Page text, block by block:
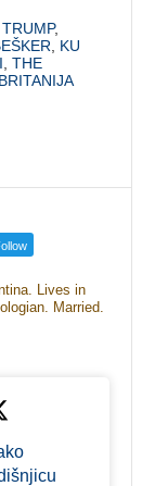
,
KU
,THE
Lives in
Married.